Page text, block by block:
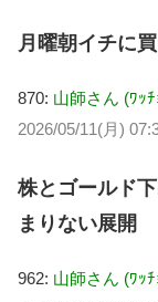
月曜朝イチに
870: 山師さん (ﾜｯ
2026/05/11(月)
株とゴールド
まりない展開
962: 山師さん (ﾜｯ